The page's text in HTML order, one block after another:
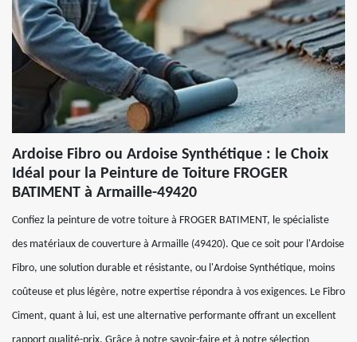
Ardoise Fibro ou Ardoise Synthétique : le Choix
Idéal pour la Peinture de Toiture FROGER
BATIMENT à Armaille-49420
Confiez la peinture de votre toiture à FROGER BATIMENT, le spécialiste
des matériaux de couverture à Armaille (49420). Que ce soit pour l'Ardoise
Fibro, une solution durable et résistante, ou l'Ardoise Synthétique, moins
coûteuse et plus légère, notre expertise répondra à vos exigences. Le Fibro
Ciment, quant à lui, est une alternative performante offrant un excellent